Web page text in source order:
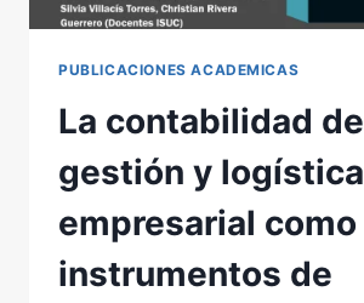
BIPV
PUBLICACIONES ACADEMICAS
La contabilidad de
gestión y logística
empresarial como
instrumentos de